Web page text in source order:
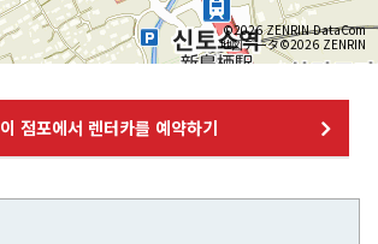
©2026 ZENRIN DataCom
地図データ©2026 ZENRIN
이 점포에서 렌터카를 예약하기